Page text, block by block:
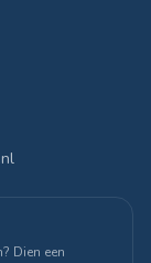
Dien een